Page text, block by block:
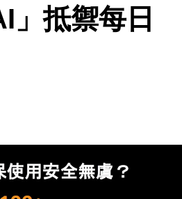
抵禦每日